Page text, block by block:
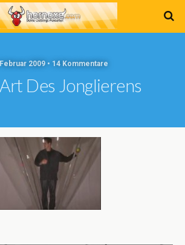
2009 • 14 Kommentare
Des Jonglierens